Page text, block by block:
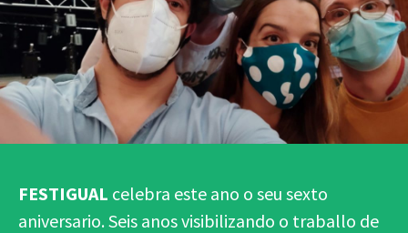
FESTIGUAL celebra este ano o seu sexto
aniversario. Seis anos visibilizando o traballo de